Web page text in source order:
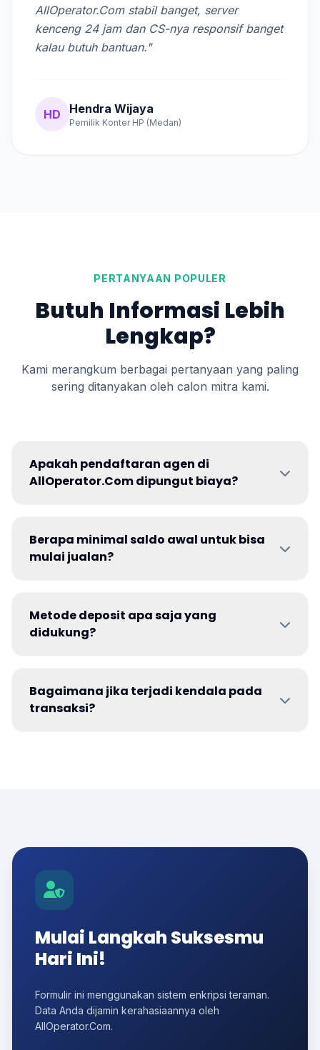
AllOperator.Com stabil banget, server
kenceng 24 jam dan CS-nya responsif banget
kalau butuh bantuan."
HD Hendra Wijaya
Pemilik Konter HP (Medan)
PERTANYAAN POPULER
Butuh Informasi Lebih
Lengkap?
Kami merangkum berbagai pertanyaan yang paling
sering ditanyakan oleh calon mitra kami.
Apakah pendaftaran agen di
AllOperator.Com dipungut biaya?
Berapa minimal saldo awal untuk bisa
mulai jualan?
Metode deposit apa saja yang
didukung?
Bagaimana jika terjadi kendala pada
transaksi?
Mulai Langkah Suksesmu
Hari Ini!
Formulir ini menggunakan sistem enkripsi teraman.
Data Anda dijamin kerahasiaannya oleh
AllOperator.Com.